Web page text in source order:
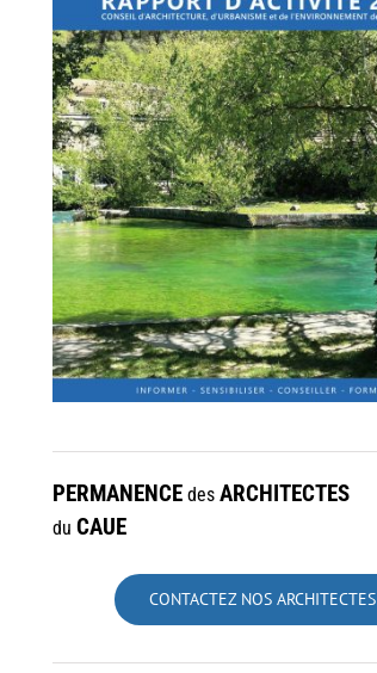
PERMANENCE des ARCHITECTES
du CAUE
CONTACTEZ NOS ARCHITECTES